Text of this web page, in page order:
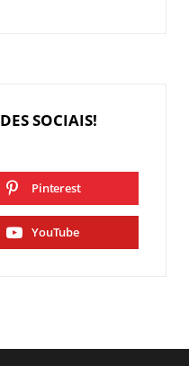
SOCIAIS!
Pinterest
YouTube